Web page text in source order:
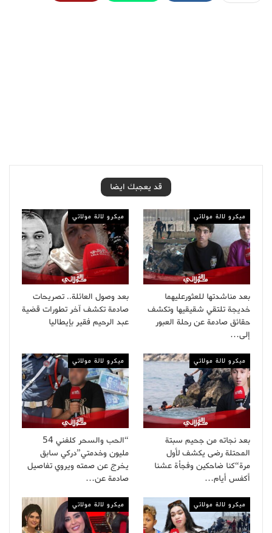
قد يعجبك ايضا
ميكرو لالة مولاتي
بعد مناشدتها للعثورعليهما
خديجة تلتقي شقيقيها وتكشف
حقائق صادمة عن رحلة العبور
إلى…
ميكرو لالة مولاتي
بعد وصول العائلة.. تصريحات
صادمة تكشف آخر تطورات قضية
عبد الرحيم فقير بإيطاليا
ميكرو لالة مولاتي
بعد نجاته من جحيم سبتة
المحتلة رضى يكشف لأول
مرة“كنا ضاحكين وفجأة عشنا
أكفس أيام…
ميكرو لالة مولاتي
“الحب والسحر كلفني 54
مليون وخدمتي”دركي سابق
يخرج عن صمته ويروي تفاصيل
صادمة عن…
ميكرو لالة مولاتي ميكرو لالة مولاتي